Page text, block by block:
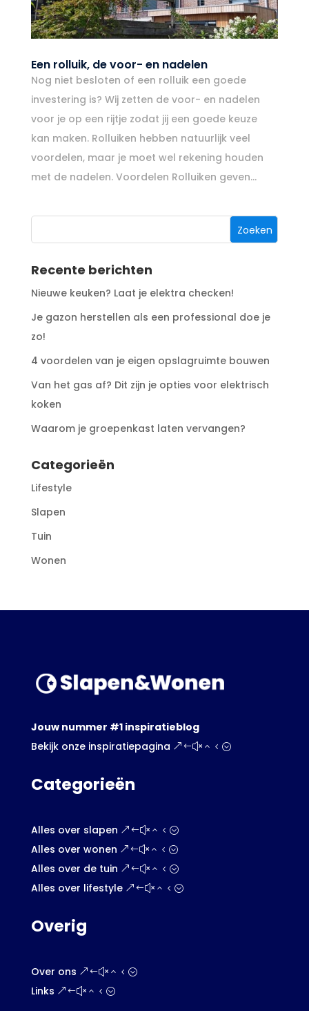
Een rolluik, de voor- en nadelen
Nog niet besloten of een rolluik een goede
investering is? Wij zetten de voor- en nadelen
voor je op een rijtje zodat jij een goede keuze
kan maken. Rolluiken hebben natuurlijk veel
voordelen, maar je moet wel rekening houden
met de nadelen. Voordelen Rolluiken geven...
Recente berichten
Nieuwe keuken? Laat je elektra checken!
Je gazon herstellen als een professional doe je
zo!
4 voordelen van je eigen opslagruimte bouwen
Van het gas af? Dit zijn je opties voor elektrisch
koken
Waarom je groepenkast laten vervangen?
Categorieën
Lifestyle
Slapen
Tuin
Wonen
Jouw nummer #1 inspiratieblog
Bekijk onze inspiratiepagina
Categorieën
Alles over slapen
Alles over wonen
Alles over de tuin
Alles over lifestyle
Overig
Over ons
Links